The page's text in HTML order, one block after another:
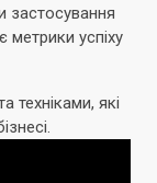
застосування
метрики успіху
техніками, які